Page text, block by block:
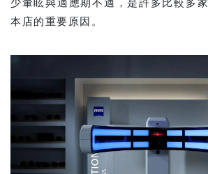
少暈眩與適應期不適，是許多比較多家
本店的重要原因。